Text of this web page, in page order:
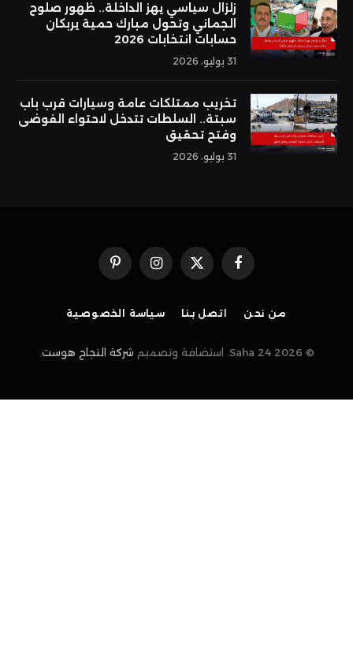
زلزال سياسي يهز الداخلة.. ظهور صلوح
الجماني وتحول مبارك حمية يربكان
حسابات انتخابات 2026
31 يوليو، 2026
تخريب ممتلكات عامة وسيارات قرب باب
سبتة.. السلطات تتدخل لاحتواء الفوضى
وفتح تحقيق
31 يوليو، 2026
فيسبوكX
(Twitter)
الانستغرامبينتيريست
من نحن اتصل بنا سياسة الخصوصية
© 2026 Saha 24. استضافة وتصميم شركة النجاح هوست